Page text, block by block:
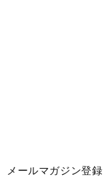
メールマガジン登録